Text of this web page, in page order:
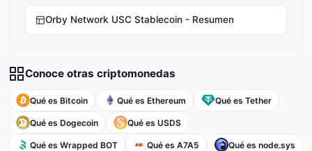
Orby Network USC Stablecoin - Resumen
Conoce otras criptomonedas
Qué es Bitcoin Qué es Ethereum Qué es Tether
Qué es Dogecoin Qué es USDS
Qué es Wrapped BOT Qué es A7A5 Qué es node.sys